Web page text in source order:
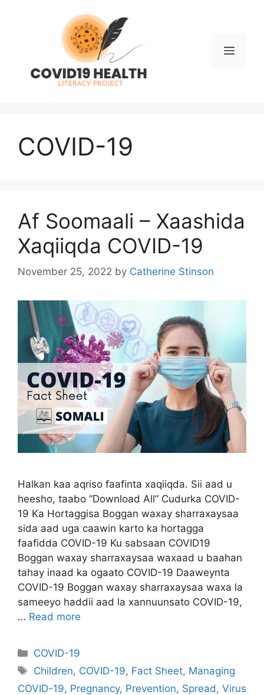
COVID-19
Af Soomaali – Xaashida
Xaqiiqda COVID-19
November 25, 2022 by Catherine Stinson
Halkan kaa aqriso faafinta xaqiiqda. Sii aad u
heesho, taabo “Download All” Cudurka COVID-
19 Ka Hortaggisa Boggan waxay sharraxaysaa
sida aad uga caawin karto ka hortagga
faafidda COVID-19 Ku sabsaan COVID19
Boggan waxay sharraxaysaa waxaad u baahan
tahay inaad ka ogaato COVID-19 Daaweynta
COVID-19 Boggan waxay sharraxaysaa waxa la
sameeyo haddii aad la xannuunsato COVID-19,
… Read more
Categories
COVID-19
Tags
Children, COVID-19, Fact Sheet, Managing
COVID-19, Pregnancy, Prevention, Spread , Virus